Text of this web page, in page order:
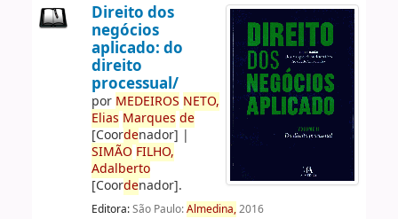
Direito dos
negócios
aplicado: do
direito
processual/
por MEDEIROS NETO,
Elias Marques de
[Coordenador] |
SIMÃO FILHO,
Adalberto
[Coordenador].
Editora:São Paulo:Almedina,2016